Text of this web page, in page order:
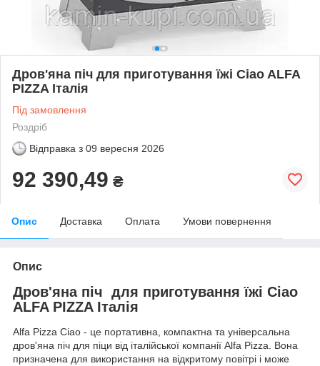
Дров'яна піч для приготування їжі Ciao ALFA
PIZZA Італія
Під замовлення
Роздріб
Відправка з 09 вересня 2026
92 390,49 ₴
Опис Доставка Оплата Умови повернення
Опис
Дров'яна піч для приготування їжі Ciao
ALFA PIZZA Італія
Alfa Pizza Ciao - це портативна, компактна та універсальна
дров'яна піч для піци від італійської компанії Alfa Pizza. Вона
призначена для використання на відкритому повітрі і може